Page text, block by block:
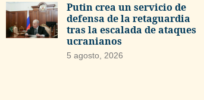
Putin crea un servicio de
defensa de la retaguardia
tras la escalada de ataques
ucranianos
5 agosto, 2026